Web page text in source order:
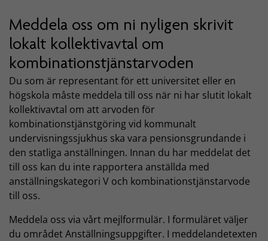
Meddela oss om ni nyligen skrivit
lokalt kollektivavtal om
kombinationstjänstarvoden
Du som är representant för ett universitet eller en
högskola måste meddela till oss när ni har slutit lokalt
kollektivavtal om att arvoden för
kombinationstjänstgöring vid kommunalt
undervisningssjukhus ska vara pensionsgrundande i
den statliga anställningen. Innan du har meddelat det
till oss kan du inte rapportera anställda med
anställningskategori V och kombinationstjänstarvode
till oss.
Meddela oss via vårt mejlformulär. I formuläret väljer
du området Anställningsuppgifter. I meddelandetexten